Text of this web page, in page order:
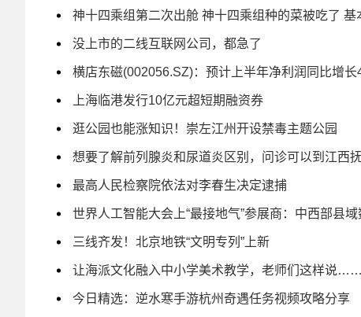
神十四乘组第二次出舱 神十四乘组种的菜被吃了 基
没上市的二线互联网公司，都急了
横店东磁(002056.SZ)：预计上半年净利润同比增长
上海临港发行10亿元超短期融资券
逛公园也能涨知识！崇左江州开设禁毒主题公园
想要了解前列腺炎和尿道炎区别，问诊可以到江西
最高人民检察院依法对李春生决定逮捕
世界人工智能大会上“最接地气”参展商：中西部县
三线齐发！北京地铁“文明专列”上新
让海派文化融入中小学美术教学，老师们这样说……
今日精选：逆水寒手游杭州奇遇任务视频攻略分享